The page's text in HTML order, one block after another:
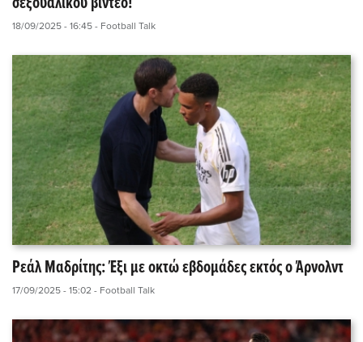
18/09/2025 - 16:45 - Football Talk
Ρεάλ Μαδρίτης: Έξι με οκτώ εβδομάδες εκτός ο Άρνολντ
17/09/2025 - 15:02 - Football Talk